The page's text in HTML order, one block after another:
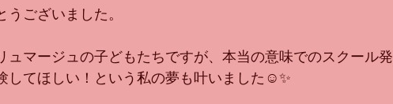
ございました。
ュマージュの子どもたちですが、本当の意味でのスクール発
してほしい！という私の夢も叶いました☺️✨